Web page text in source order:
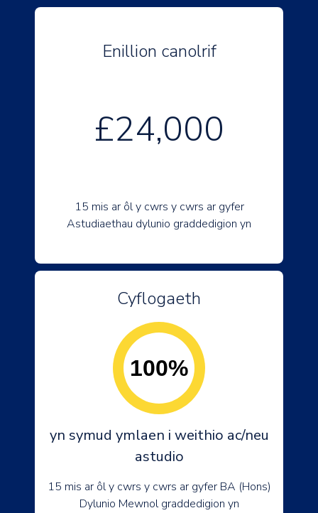
Enillion canolrif
£24,000
15 mis ar ôl y cwrs y cwrs ar gyfer
Astudiaethau dylunio graddedigion yn
Cyflogaeth
100%
yn symud ymlaen i weithio ac/neu
astudio
15 mis ar ôl y cwrs y cwrs ar gyfer BA (Hons)
Dylunio Mewnol graddedigion yn